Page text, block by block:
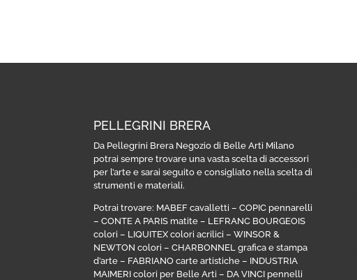
PELLEGRINI BRERA
Da Pellegrini Brera Negozio di Belle Arti Milano
potrai sempre trovare una vasta scelta di accessori
per l’arte e sarai seguito e consigliato nella scelta di
strumenti e materiali.
Potrai trovare: MABEF cavalletti –COPIC pennarelli
–CONTE A PARIS matite – LEFRANC BOURGEOIS
colori – LIQUITEX colori acrilici –WINSOR &
NEWTON colori –CHARBONNEL grafica e stampa
d’arte – FABRIANO carte artistiche – INDUSTRIA
MAIMERI colori per Belle Arti – DA VINCI pennelli